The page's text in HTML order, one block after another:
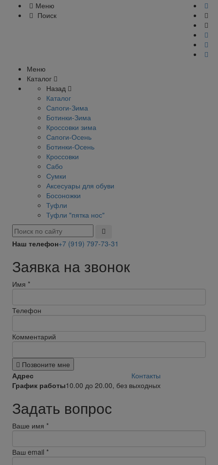
Меню
Поиск
Меню
Каталог
Назад
Каталог
Сапоги-Зима
Ботинки-Зима
Кроссовки зима
Сапоги-Осень
Ботинки-Осень
Кроссовки
Сабо
Сумки
Аксесуары для обуви
Босоножки
Туфли
Туфли "пятка нос"
Наш телефон+7 (919) 797-73-31
Заявка на звонок
Имя *
Телефон
Комментарий
Позвоните мне
Адрес
Контакты
График работы10.00 до 20.00, без выходных
Задать вопрос
Ваше имя *
Ваш email *